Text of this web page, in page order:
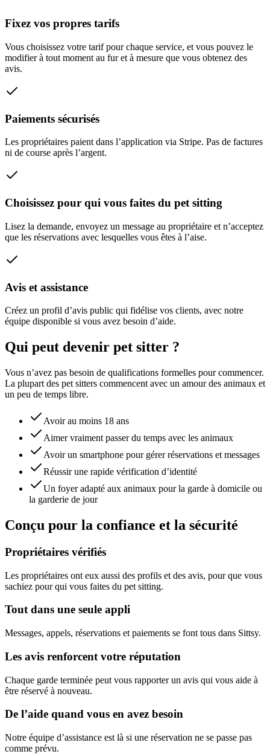
Fixez vos propres tarifs
Vous choisissez votre tarif pour chaque service, et vous pouvez le
modifier à tout moment au fur et à mesure que vous obtenez des
avis.
Paiements sécurisés
Les propriétaires paient dans l’application via Stripe. Pas de factures
ni de course après l’argent.
Choisissez pour qui vous faites du pet sitting
Lisez la demande, envoyez un message au propriétaire et n’acceptez
que les réservations avec lesquelles vous êtes à l’aise.
Avis et assistance
Créez un profil d’avis public qui fidélise vos clients, avec notre
équipe disponible si vous avez besoin d’aide.
Qui peut devenir pet sitter ?
Vous n’avez pas besoin de qualifications formelles pour commencer.
La plupart des pet sitters commencent avec un amour des animaux et
un peu de temps libre.
Avoir au moins 18 ans
Aimer vraiment passer du temps avec les animaux
Avoir un smartphone pour gérer réservations et messages
Réussir une rapide vérification d’identité
Un foyer adapté aux animaux pour la garde à domicile ou
la garderie de jour
Conçu pour la confiance et la sécurité
Propriétaires vérifiés
Les propriétaires ont eux aussi des profils et des avis, pour que vous
sachiez pour qui vous faites du pet sitting.
Tout dans une seule appli
Messages, appels, réservations et paiements se font tous dans Sittsy.
Les avis renforcent votre réputation
Chaque garde terminée peut vous rapporter un avis qui vous aide à
être réservé à nouveau.
De l’aide quand vous en avez besoin
Notre équipe d’assistance est là si une réservation ne se passe pas
comme prévu.